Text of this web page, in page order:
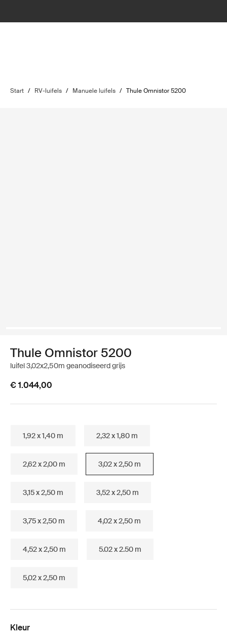
Start / RV-luifels / Manuele luifels / Thule Omnistor 5200
Thule Omnistor 5200
luifel 3,02x2,50m geanodiseerd grijs
€ 1.044,00
1,92 x 1,40 m 2,32 x 1,80 m
2,62 x 2,00 m 3,02 x 2,50 m
3,15 x 2,50 m 3,52 x 2,50 m
3,75 x 2,50 m 4,02 x 2,50 m
4,52 x 2,50 m 5.02 x 2.50 m
5,02 x 2,50 m
Kleur